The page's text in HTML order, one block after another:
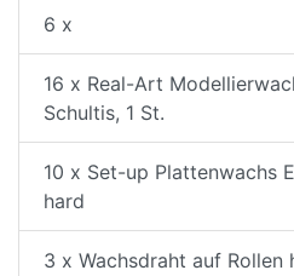
6 x
16 x Real-Art
Schultis, 1 St.
10 x Set-up Plattenwachs
hard
3 x Wachsdraht auf